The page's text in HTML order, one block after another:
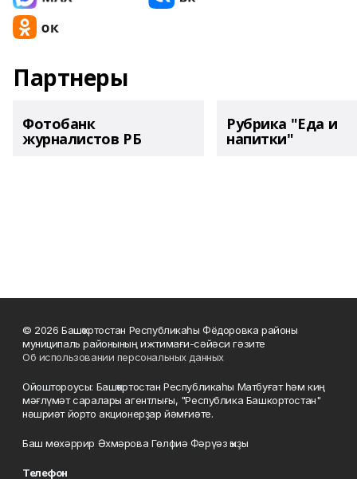
Партнеры
Фотобанк
журналистов РБ
Рубрика "Еда и
напитки"
© 2026 Башҡортостан Республикаһы Фёдоровка районы
муниципаль районының ижтимағи-сәйәси гәзите
Об использовании персональных данных
Ойоштороусы: Башҡортостан Республикаһы Матбуғат һәм киң
мәғлүмәт саралары агентлығы, "Республика Башкортостан"
нәшриәт йорто акционерҙар йәмғиәте.
Баш мөхәррир Әхмәрова Гөлфиә Фәрүәз ҡыҙы
Телефон